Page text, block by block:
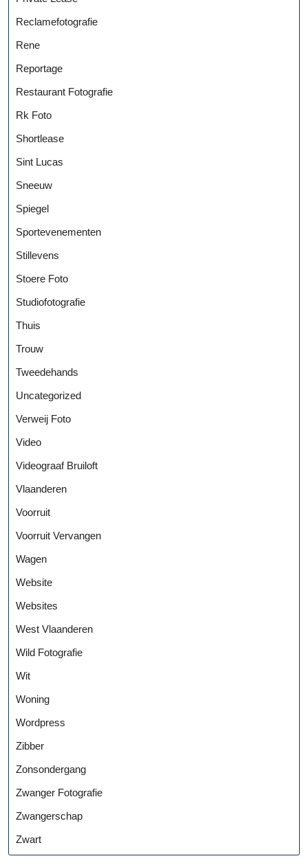
Reclamefotografie
Rene
Reportage
Restaurant Fotografie
Rk Foto
Shortlease
Sint Lucas
Sneeuw
Spiegel
Sportevenementen
Stillevens
Stoere Foto
Studiofotografie
Thuis
Trouw
Tweedehands
Uncategorized
Verweij Foto
Video
Videograaf Bruiloft
Vlaanderen
Voorruit
Voorruit Vervangen
Wagen
Website
Websites
West Vlaanderen
Wild Fotografie
Wit
Woning
Wordpress
Zibber
Zonsondergang
Zwanger Fotografie
Zwangerschap
Zwart